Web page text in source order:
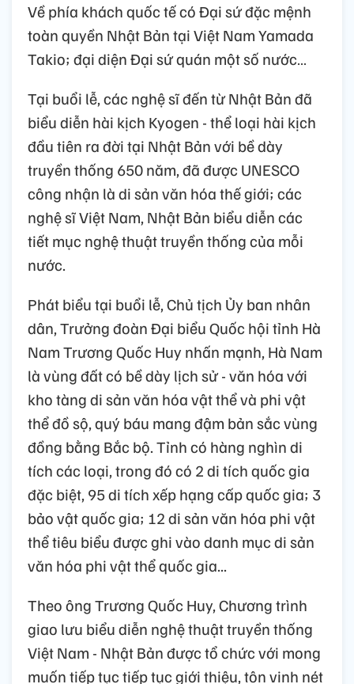
Về phía khách quốc tế có Đại sứ đặc mệnh
toàn quyền Nhật Bản tại Việt Nam Yamada
Takio; đại diện Đại sứ quán một số nước…
Tại buổi lễ, các nghệ sĩ đến từ Nhật Bản đã
biểu diễn hài kịch Kyogen - thể loại hài kịch
đầu tiên ra đời tại Nhật Bản với bề dày
truyền thống 650 năm, đã được UNESCO
công nhận là di sản văn hóa thế giới; các
nghệ sĩ Việt Nam, Nhật Bản biểu diễn các
tiết mục nghệ thuật truyền thống của mỗi
nước.
Phát biểu tại buổi lễ, Chủ tịch Ủy ban nhân
dân, Trưởng đoàn Đại biểu Quốc hội tỉnh Hà
Nam Trương Quốc Huy nhấn mạnh, Hà Nam
là vùng đất có bề dày lịch sử - văn hóa với
kho tàng di sản văn hóa vật thể và phi vật
thể đồ sộ, quý báu mang đậm bản sắc vùng
đồng bằng Bắc bộ. Tỉnh có hàng nghìn di
tích các loại, trong đó có 2 di tích quốc gia
đặc biệt, 95 di tích xếp hạng cấp quốc gia; 3
bảo vật quốc gia; 12 di sản văn hóa phi vật
thể tiêu biểu được ghi vào danh mục di sản
văn hóa phi vật thể quốc gia...
Theo ông Trương Quốc Huy, Chương trình
giao lưu biểu diễn nghệ thuật truyền thống
Việt Nam - Nhật Bản được tổ chức với mong
muốn tiếp tục tiếp tục giới thiệu, tôn vinh nét